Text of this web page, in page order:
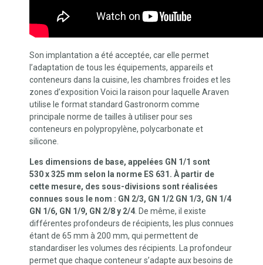
Son implantation a été acceptée, car elle permet
l’adaptation de tous les équipements, appareils et
conteneurs dans la cuisine, les chambres froides et les
zones d’exposition Voici la raison pour laquelle Araven
utilise le format standard Gastronorm comme
principale norme de tailles à utiliser pour ses
conteneurs en polypropylène, polycarbonate et
silicone.
Les dimensions de base, appelées GN 1/1 sont
530 x 325 mm selon la norme ES 631. À partir de
cette mesure, des sous-divisions sont réalisées
connues sous le nom : GN 2/3, GN 1/2 GN 1/3, GN 1/4
GN 1/6, GN 1/9, GN 2/8 y 2/4 . De même, il existe
différentes profondeurs de récipients, les plus connues
étant de 65 mm à 200 mm, qui permettent de
standardiser les volumes des récipients. La profondeur
permet que chaque conteneur s’adapte aux besoins de